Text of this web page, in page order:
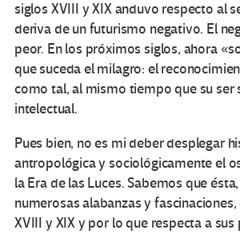
siglos XVIII y XIX anduvo respecto al
deriva de un futurismo negativo. El
peor. En los próximos siglos, ahora
que suceda el milagro: el
como tal, al mismo tiempo que su ser
intelectual.
Pues bien, no es mi deber desplegar
antropológica y sociológicamente el
la Era de las Luces. Sabemos que
numerosas alabanzas y
XVIII y XIX y por lo que respecta a